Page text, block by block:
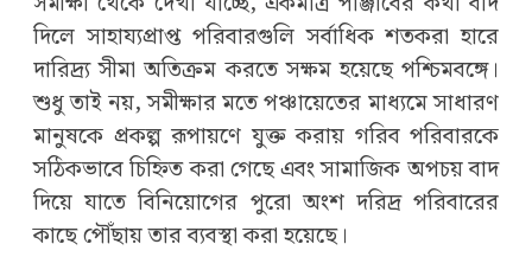
দিলে সাহায্যপ্রাপ্ত পরিবারগুলি সর্বাধিক শতকরা হারে
দারিদ্র্য সীমা অতিক্রম করতে সক্ষম হয়েছে পশ্চিমবঙ্গে।
শুধু তাই নয়, সমীক্ষার মতে পঞ্চায়েতের মাধ্যমে সাধারণ
মানুষকে প্রকল্প রূপায়ণে যুক্ত করায় গরিব পরিবারকে
সঠিকভাবে চিহ্নিত করা গেছে এবং সামাজিক অপচয় বাদ
দিয়ে যাতে বিনিয়োগের পুরো অংশ দরিদ্র পরিবারের
কাছে পৌঁছায় তার ব্যবস্থা করা হয়েছে।